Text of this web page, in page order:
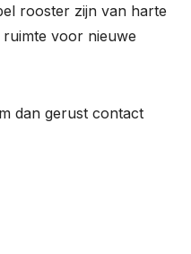
rooster zijn van harte
voor nieuwe
dan gerust contact